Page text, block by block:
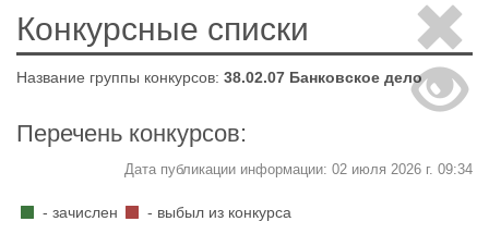
Конкурсные списки
Название группы конкурсов: 38.02.07 Банковское дело
Перечень конкурсов:
Дата публикации информации: 02 июля 2026 г. 09:34
- зачислен - выбыл из конкурса